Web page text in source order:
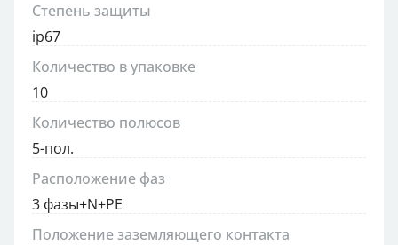
Степень защиты
ip67
Количество в упаковке
10
Количество полюсов
5-пол.
Расположение фаз
3 фазы+N+PE
Положение заземляющего контакта